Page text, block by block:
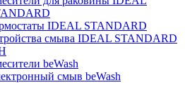
IDEAL STANDARD
смыва IDEAL STANDARD
beWash
смыв beWash